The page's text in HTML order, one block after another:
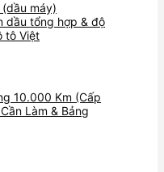
máy)
dầu tổng hợp & độ
tô Việt
10.000 Km (Cấp
Làm & Bảng